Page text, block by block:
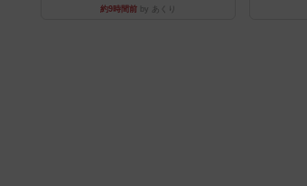
約9時間前 by あくり